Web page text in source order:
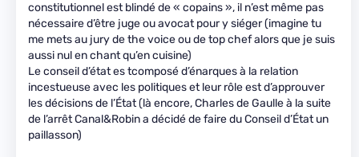
constitutionnel est blindé de « copains », il n’est même pas
nécessaire d’être juge ou avocat pour y siéger (imagine tu
me mets au jury de the voice ou de top chef alors que je suis
aussi nul en chant qu’en cuisine)
Le conseil d’état es tcomposé d’énarques à la relation
incestueuse avec les politiques et leur rôle est d’approuver
les décisions de l’État (là encore, Charles de Gaulle à la suite
de l’arrêt Canal&Robin a décidé de faire du Conseil d’État un
paillasson)